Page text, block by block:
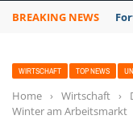
BREAKING NEWS
WIRTSCHAFT TOP NEWS
Home › Wirtschaft ›
Winter am Arbeitsmarkt